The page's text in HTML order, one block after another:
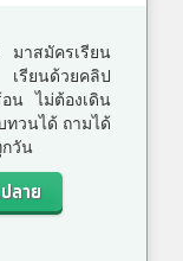
มาสมัครเรียน
รียนด้วยคลิป
น ไม่ต้องเดิน
ทวนได้ ถามได้
กวัน
ลาย